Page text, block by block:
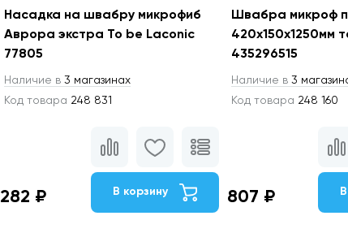
Насадка на швабру микрофиб
Аврора экстра To be Laconic
77805
Наличие в 3 магазинах
Код товара 248 831
282 ₽ В корзину
Швабра микроф
420х150х1250мм
435296515
Наличие в 3
Код товара 248 160
807 ₽